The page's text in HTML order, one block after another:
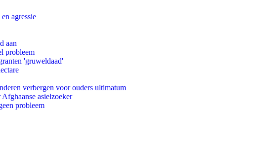
agressie
aan
probleem
'gruweldaad'
verbergen voor ouders ultimatum
asielzoeker
probleem